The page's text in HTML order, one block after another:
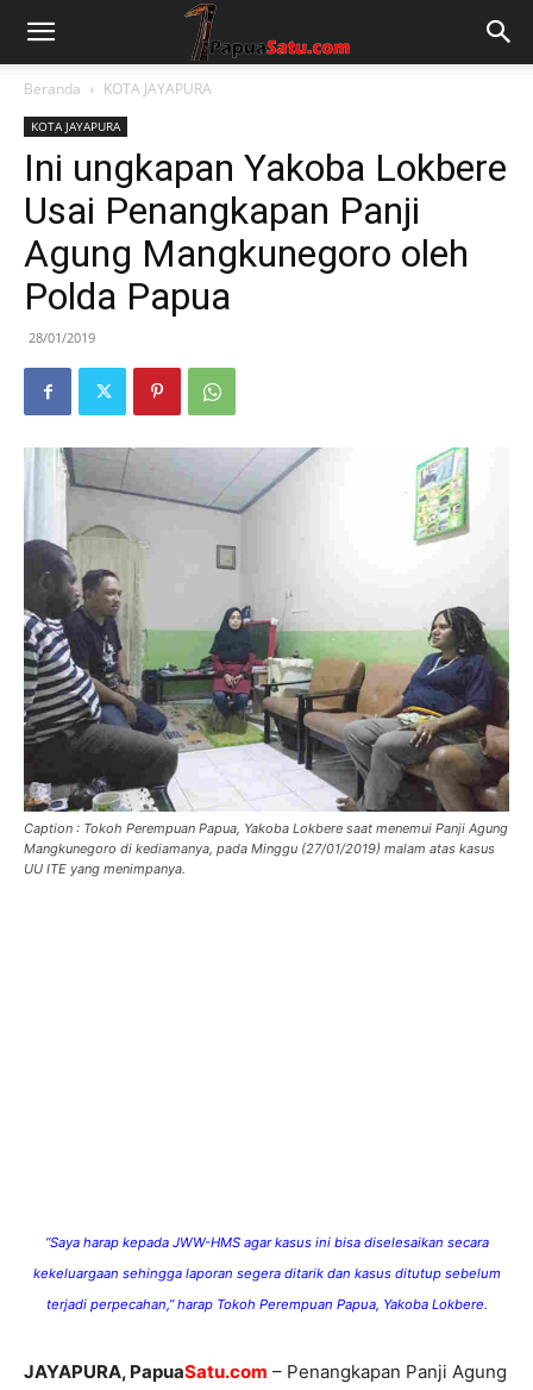
Beranda KOTA JAYAPURA
KOTA JAYAPURA
Ini ungkapan Yakoba Lokbere
Usai Penangkapan Panji
Agung Mangkunegoro oleh
Polda Papua
28/01/2019
Caption : Tokoh Perempuan Papua, Yakoba Lokbere saat menemui Panji Agung
Mangkunegoro di kediamanya, pada Minggu (27/01/2019) malam atas kasus
UU ITE yang menimpanya.
“Saya harap kepada JWW-HMS agar kasus ini bisa diselesaikan secara
kekeluargaan sehingga laporan segera ditarik dan kasus ditutup sebelum
terjadi perpecahan,” harap Tokoh Perempuan Papua, Yakoba Lokbere.
JAYAPURA, PapuaSatu.com – Penangkapan Panji Agung